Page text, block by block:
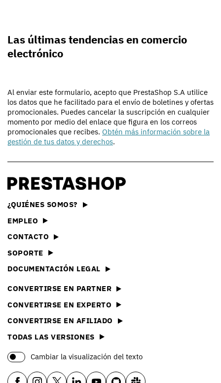
Las últimas tendencias en comercio
electrónico
Al enviar este formulario, acepto que PrestaShop S.A utilice
los datos que he facilitado para el envío de boletines y ofertas
promocionales. Puedes cancelar la suscripción en cualquier
momento por medio del enlace que figura en los correos
promocionales que recibes. Obtén más información sobre la
gestión de tus datos y derechos.
¿QUIÉNES SOMOS?
EMPLEO
CONTACTO
SOPORTE
DOCUMENTACIÓN LEGAL
CONVERTIRSE EN PARTNER
CONVERTIRSE EN EXPERTO
CONVERTIRSE EN AFILIADO
TODAS LAS VERSIONES
Cambiar la visualización del texto